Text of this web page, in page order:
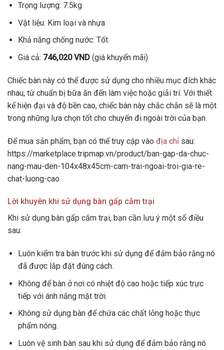
Trọng lượng: 7.5kg
Vật liệu: Kim loại và nhựa
Khả năng chống nước: Tốt
Giá cả: 746,020 VND(giá khuyến mãi)
Chiếc bàn này có thể được sử dụng cho nhiều mục đích khác
nhau, từ chuẩn bị bữa ăn đến làm việc hoặc giải trí. Với thiết
kế hiện đại và độ bền cao, chiếc bàn này chắc chắn sẽ là một
trong những lựa chọn tốt cho chuyến đi ngoài trời của bạn.
Để mua sản phẩm, bạn có thể truy cập vào địa chỉ sau:
https://marketplace.tripmap.vn/product/ban-gap-da-chuc-
nang-mau-den-104x48x45cm-cam-trai-ngoai-troi-gia-re-
chat-luong-cao.
Lời khuyên khi sử dụng bàn gấp cắm trại
Khi sử dụng bàn gấp cắm trại, bạn cần lưu ý một số điều
sau:
Luôn kiểm tra bàn trước khi sử dụng để đảm bảo rằng nó
đã được lắp đặt đúng cách.
Không để bàn ở nơi có nhiệt độ cao hoặc tiếp xúc trực
tiếp với ánh nắng mặt trời.
Không sử dụng bàn để chứa các chất lỏng hoặc thực
phẩm nóng.
Luôn vệ sinh bàn sau khi sử dụng để đảm bảo rằng nó